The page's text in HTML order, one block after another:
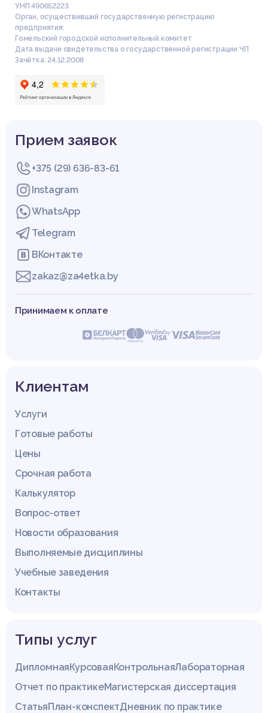
УНП 490652223
Орган, осуществивший государственную регистрацию
предприятия:
Гомельский городской исполнительный комитет
Дата выдачи свидетельства о государственной регистрации ЧП
Зачётка: 24.12.2008
Прием заявок
+375 (29) 636-83-61
Instagram
WhatsApp
Telegram
ВКонтакте
zakaz@za4etka.by
Принимаем к оплате
Клиентам
Услуги
Готовые работы
Цены
Срочная работа
Калькулятор
Вопрос-ответ
Новости образования
Выполняемые дисциплины
Учебные заведения
Контакты
Типы услуг
ДипломнаяКурсоваяКонтрольнаяЛабораторная
Отчет по практикеМагистерская диссертация
СтатьяПлан-конспектДневник по практике